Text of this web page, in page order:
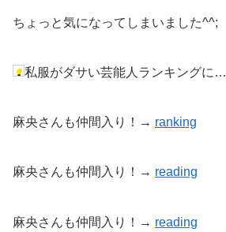
ちょっと気になってしまいました^^;
私服がダサい芸能人ランキングに…
麻央さんも仲間入り！→ ranking
麻央さんも仲間入り！→ reading
麻央さんも仲間入り！→ reading